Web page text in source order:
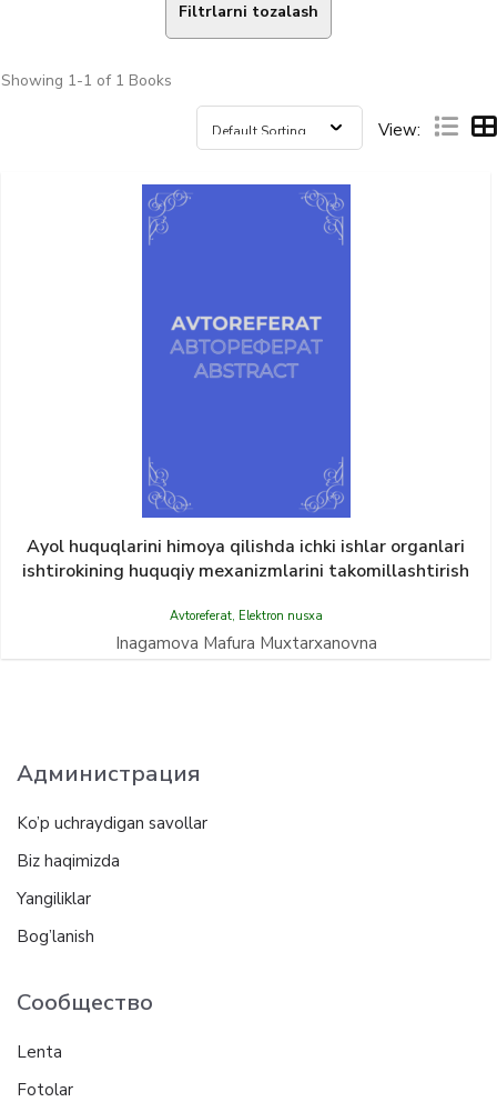
Filtrlarni tozalash
Showing 1-1 of 1 Books
View:
Ayol huquqlarini himoya qilishda ichki ishlar organlari
ishtirokining huquqiy mexanizmlarini takomillashtirish
Avtoreferat, Elektron nusxa
Inagamova Mafura Muxtarxanovna
Администрация
Ko’p uchraydigan savollar
Biz haqimizda
Yangiliklar
Bog’lanish
Сообщество
Lenta
Fotolar